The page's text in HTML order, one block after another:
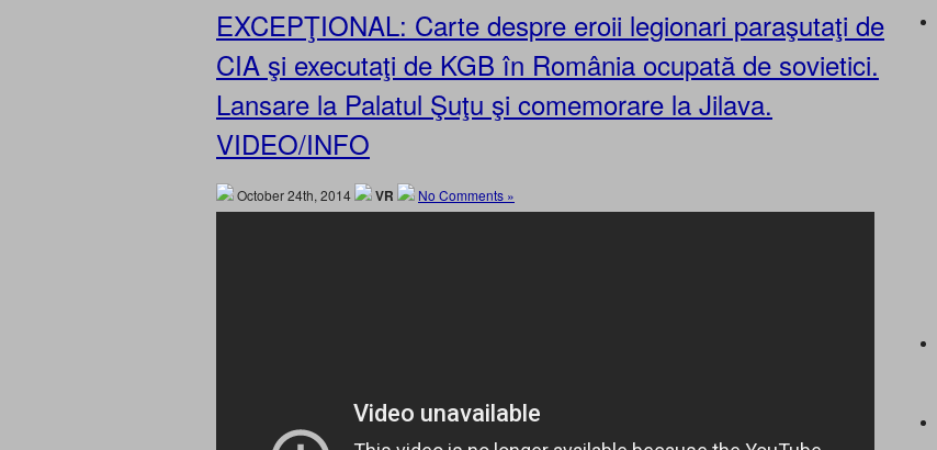
EXCEPŢIONAL: Carte despre eroii legionari paraşutaţi de
CIA şi executaţi de KGB în România ocupată de sovietici.
Lansare la Palatul Şuţu şi comemorare la Jilava.
VIDEO/INFO
October 24th, 2014 VR No Comments »